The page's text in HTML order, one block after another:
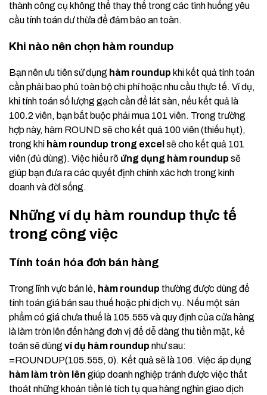
thành công cụ không thể thay thế trong các tình huống yêu
cầu tính toán dư thừa để đảm bảo an toàn.
Khi nào nên chọn hàm roundup
Bạn nên ưu tiên sử dụng hàm roundup khi kết quả tính toán
cần phải bao phủ toàn bộ chi phí hoặc nhu cầu thực tế. Ví dụ,
khi tính toán số lượng gạch cần để lát sàn, nếu kết quả là
100.2 viên, bạn bắt buộc phải mua 101 viên. Trong trường
hợp này, hàm ROUND sẽ cho kết quả 100 viên (thiếu hụt),
trong khi hàm roundup trong excel sẽ cho kết quả 101
viên (đủ dùng). Việc hiểu rõ ứng dụng hàm roundup sẽ
giúp bạn đưa ra các quyết định chính xác hơn trong kinh
doanh và đời sống.
Những ví dụ hàm roundup thực tế
trong công việc
Tính toán hóa đơn bán hàng
Trong lĩnh vực bán lẻ, hàm roundup thường được dùng để
tính toán giá bán sau thuế hoặc phí dịch vụ. Nếu một sản
phẩm có giá chưa thuế là 105.555 và quy định của cửa hàng
là làm tròn lên đến hàng đơn vị để dễ dàng thu tiền mặt, kế
toán sẽ dùng ví dụ hàm roundup như sau:
=ROUNDUP(105.555, 0). Kết quả sẽ là 106. Việc áp dụng
hàm làm tròn lên giúp doanh nghiệp tránh được việc thất
thoát những khoản tiền lẻ tích tụ qua hàng nghìn giao dịch